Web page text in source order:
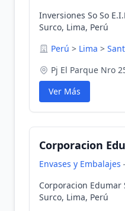
Inversiones So So
Surco, Lima, Perú
Perú > Lima >
Pj El Parque Nro
Ver Más
Corporacion
Envases y Embalajes
Corporacion Edumar
Surco, Lima, Perú